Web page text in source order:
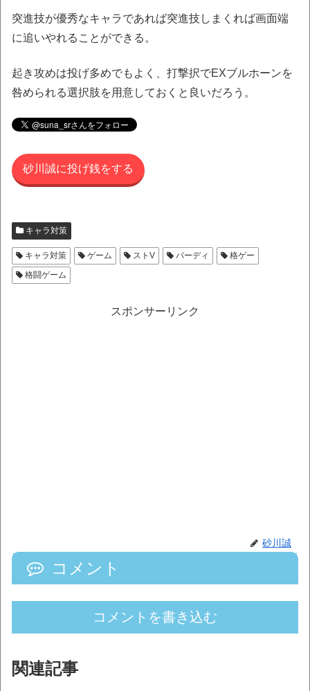
突進技が優秀なキャラであれば突進技しまくれば画面端
に追いやれることができる。
起き攻めは投げ多めでもよく、打撃択でEXブルホーンを
咎められる選択肢を用意しておくと良いだろう。
砂川誠に投げ銭をする
キャラ対策
キャラ対策 ゲーム ストV バーディ
格ゲー
格闘ゲーム
スポンサーリンク
砂川誠
コメント
コメントを書き込む
関連記事